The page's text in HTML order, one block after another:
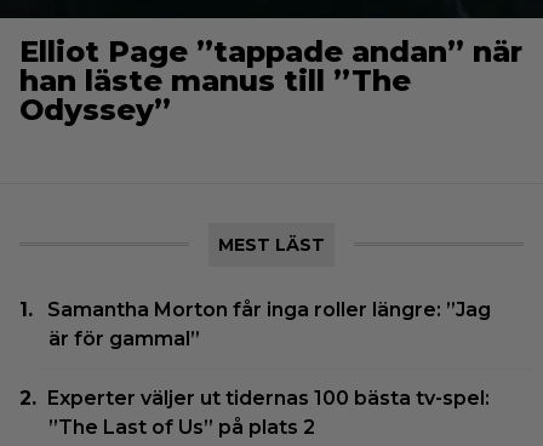
Elliot Page ”tappade andan” när
han läste manus till ”The
Odyssey”
MEST LÄST
Samantha Morton får inga roller längre: ”Jag
är för gammal”
Experter väljer ut tidernas 100 bästa tv-spel:
”The Last of Us” på plats 2